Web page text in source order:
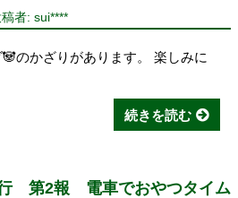
者: sui****
のかざりがあります。 楽しみに
続きを読む
第2報 電車でおやつタイム